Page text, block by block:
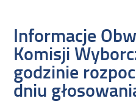
Informacje
Komisji
godzinie
dniu